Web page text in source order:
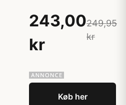
243,00
kr
249,95
kr
Køb her